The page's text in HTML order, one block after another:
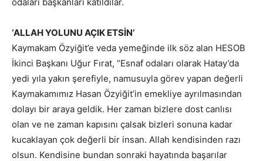
‘ALLAH YOLUNU AÇIK ETSİN’
Kaymakam Özyiğit’e veda yemeğinde ilk söz alan HESOB
İkinci Başkanı Uğur Fırat, “Esnaf odaları olarak Hatay’da
yedi yıla yakın şerefiyle, namusuyla görev yapan değerli
Kaymakamımız Hasan Özyiğit’in emekliye ayrılmasından
dolayı bir araya geldik. Her zaman bizlere dost canlısı
olan ve ne zaman kapısını çalsak bizleri sonuna kadar
kucaklayan çok değerli bir insan. Allah kendisinden razı
olsun. Kendisine bundan sonraki hayatında başarılar